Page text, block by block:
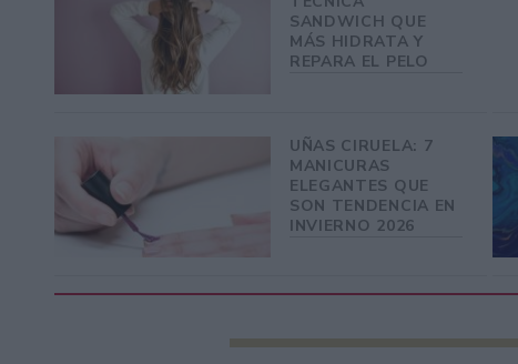
SANDWICH QUE
MÁS HIDRATA Y
REPARA EL PELO
UÑAS CIRUELA: 7
MANICURAS
ELEGANTES QUE
SON TENDENCIA EN
INVIERNO 2026